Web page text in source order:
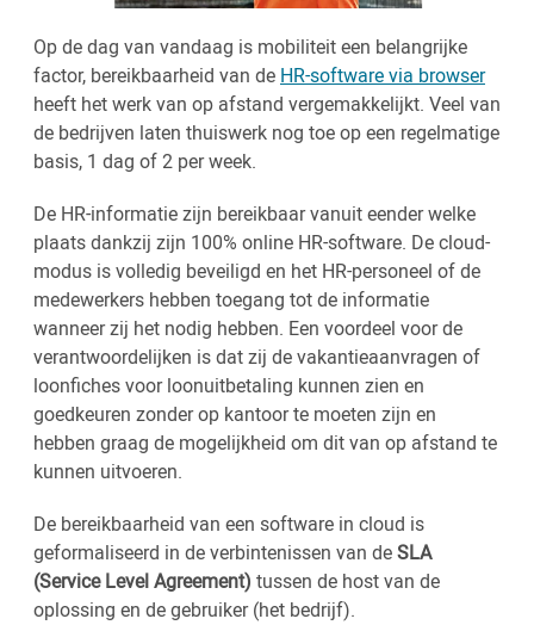
Op de dag van vandaag is mobiliteit een belangrijke
factor, bereikbaarheid van de HR-software via browser
heeft het werk van op afstand vergemakkelijkt. Veel van
de bedrijven laten thuiswerk nog toe op een regelmatige
basis, 1 dag of 2 per week.
De HR-informatie zijn bereikbaar vanuit eender welke
plaats dankzij zijn 100% online HR-software. De cloud-
modus is volledig beveiligd en het HR-personeel of de
medewerkers hebben toegang tot de informatie
wanneer zij het nodig hebben. Een voordeel voor de
verantwoordelijken is dat zij de vakantieaanvragen of
loonfiches voor loonuitbetaling kunnen zien en
goedkeuren zonder op kantoor te moeten zijn en
hebben graag de mogelijkheid om dit van op afstand te
kunnen uitvoeren.
De bereikbaarheid van een software in cloud is
geformaliseerd in de verbintenissen van deSLA
(Service Level Agreement) tussen de host van de
oplossing en de gebruiker (het bedrijf).